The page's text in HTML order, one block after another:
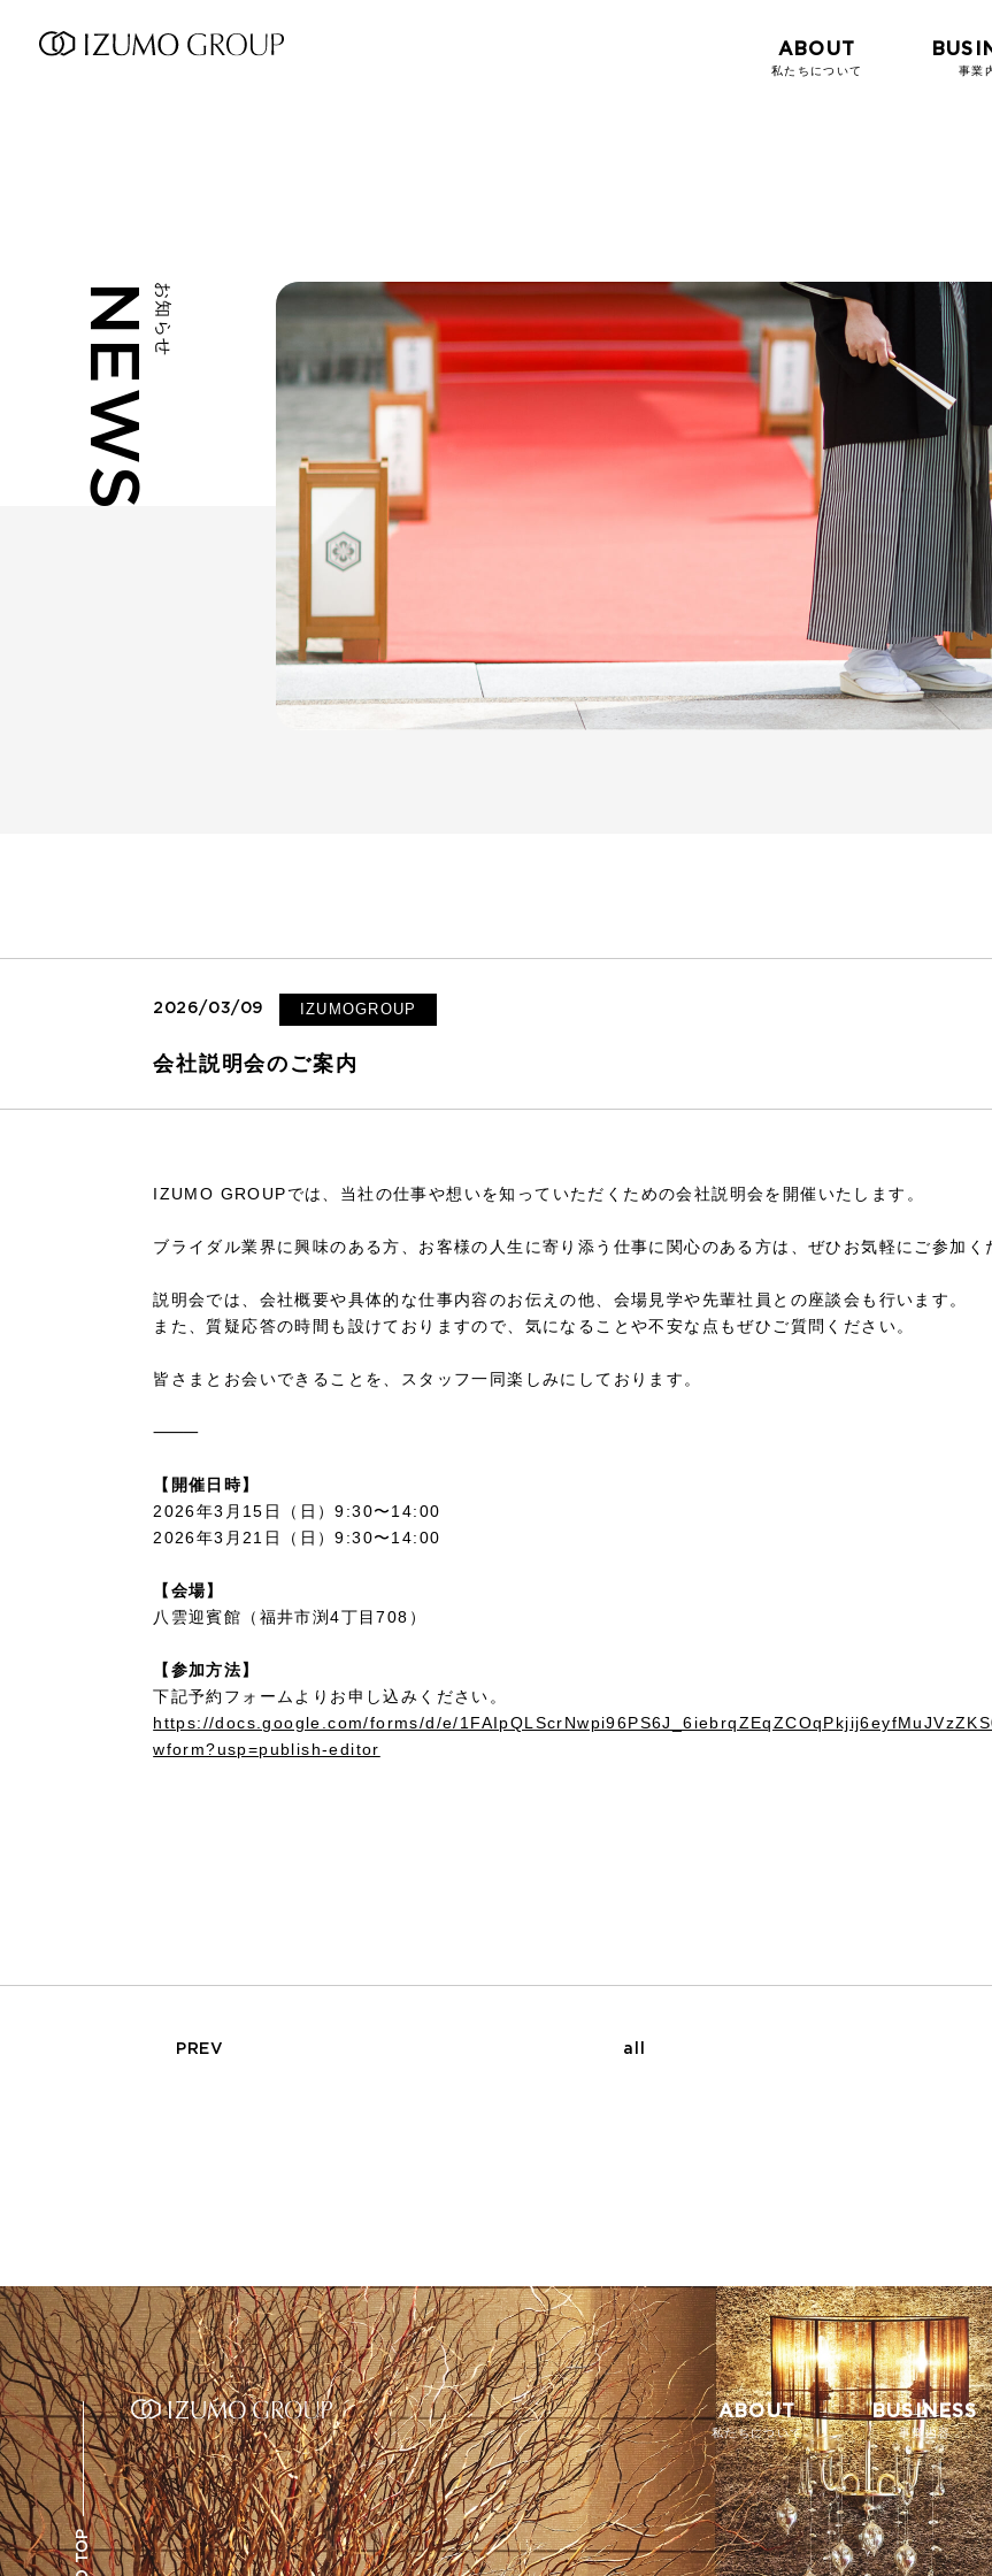
ABOUT
私たちについて 事業
お知らせ
NEWS
2026/03/09 IZUMOGROUP
会社説明会のご案内
IZUMO GROUPでは、当社の仕事や想いを知っていただくための会社説明会を開催いたします。
ブライダル業界に興味のある方、お客様の人生に寄り添う仕事に関心のある方は、ぜひお気軽にご参加く
説明会では、会社概要や具体的な仕事内容のお伝えの他、会場見学や先輩社員との座談会も行います。
また、質疑応答の時間も設けておりますので、気になることや不安な点もぜひご質問ください。
皆さまとお会いできることを、スタッフ一同楽しみにしております。
⸻
【開催日時】
2026年3月15日（日）9:30〜14:00
2026年3月21日（日）9:30〜14:00
【会場】
八雲迎賓館（福井市渕4丁目708）
【参加方法】
下記予約フォームよりお申し込みください。
https://docs.google.com/forms/d/e/
wform?usp=publish-editor
PREV all
GO TOP
ABOUT
私たちについて
BUSINESS
事業内容